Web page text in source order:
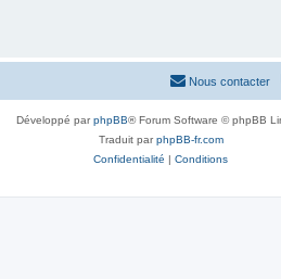
Nous contacter
Développé parphpBB® Forum Software © phpBB
Traduit parphpBB-fr.com
Confidentialité | Conditions